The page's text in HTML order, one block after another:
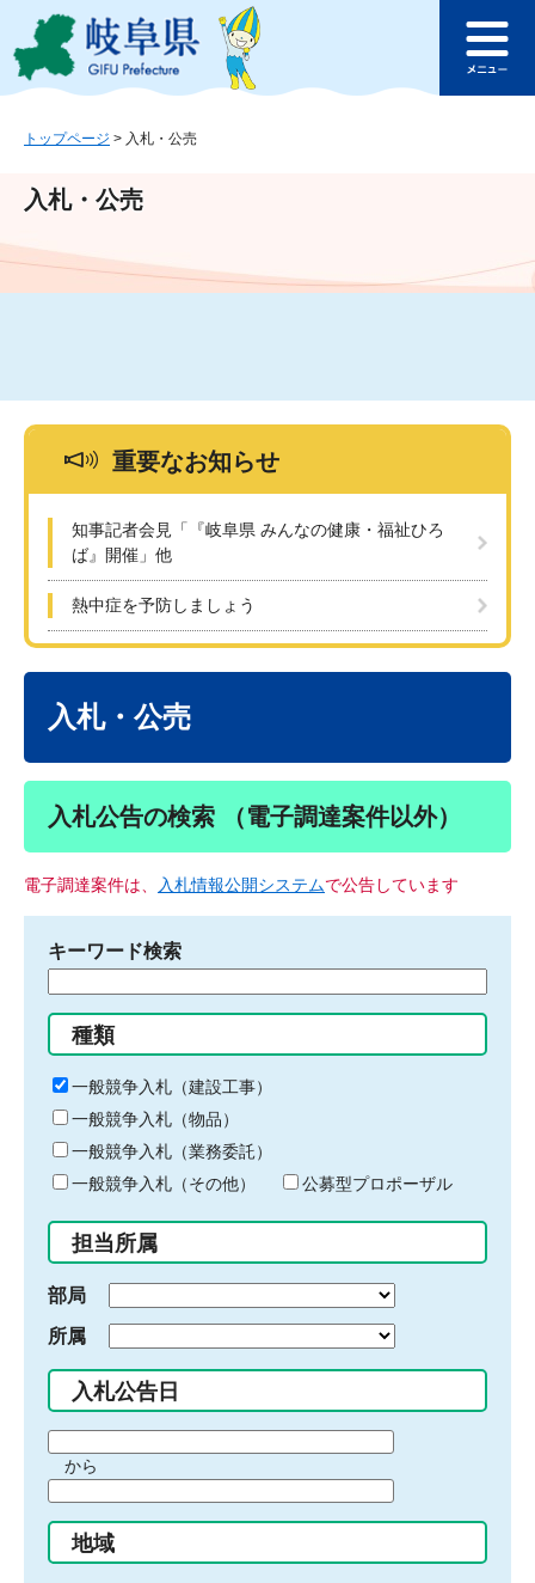
ジ
ュ
文
このページの本文へ
ュ
トップページ > 入札・公売
入札・公売
重要なお知らせ
知事記者会見「『岐阜県 みんなの健康・福祉ひろ
ば』開催」他
熱中症を予防しましょう
入札・公売
入札公告の検索 （電子調達案件以外）
電子調達案件は、 入札情報公開システムで公告しています
キーワード検索
る
キ
ー
ワ
ー
ド
入
力
種類
一般競争入札（建設工事）
一般競争入札（物品）
一般競争入札（業務委託）
一般競争入札（その他）
公募型プロポーザル
担当所属
部局
所属
入札公告日
間
始
り
から
間
終
地域